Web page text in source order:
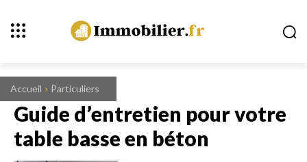
Accueil Particuliers
Guide d’entretien pour votre
table basse en béton